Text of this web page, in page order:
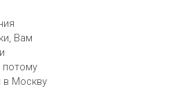
Вам
потому
в Москву